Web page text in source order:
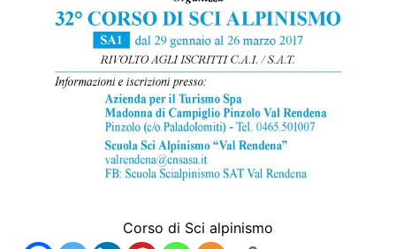
Corso di Sci alpinismo